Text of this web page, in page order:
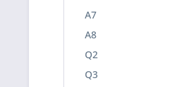
A7
A8
Q2
Q3